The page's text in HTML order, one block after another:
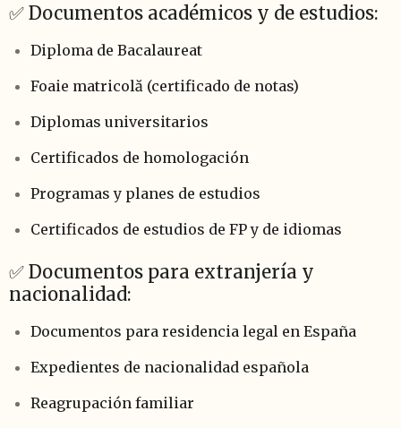
✅ Documentos académicos y de estudios:
Diploma de Bacalaureat
Foaie matricolă (certificado de notas)
Diplomas universitarios
Certificados de homologación
Programas y planes de estudios
Certificados de estudios de FP y de idiomas
✅ Documentos para extranjería y
nacionalidad:
Documentos para residencia legal en España
Expedientes de nacionalidad española
Reagrupación familiar